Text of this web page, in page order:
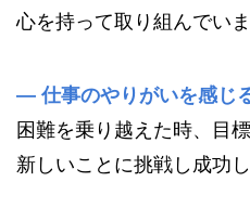
心を持って取り組んでいま
— 仕事のやりがいを感じ
困難を乗り越えた時、目
新しいことに挑戦し成功